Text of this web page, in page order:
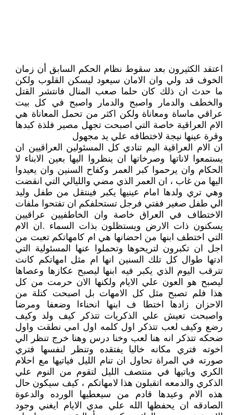
اعتقد الكثيرون بعد سقوط نظام الحكم السابق أن زمان
الخوف قد ولي وان الامان سيعود ليسكن القلوب ولكن
ما حدث ان ذلك كان حلما صعب المنال فانتشر القتل
والخطف والدمار واصبح والدمار واصبح في كل بيت
عراقي ماساة ومعاناة ولكن اكثر من تحمل المعاناة هي
الام العراقية خاصة التي اصبحت تجهل مصير فلذة كبدها
وقرة عينها نيجة لاختطافه علي يد مجهول
ان الام العراقية اليم تنادي كل المسئولين العراقيين ان
يستمعوا لاناتها وصرخاتها ان ينظروا اليها بعين الابناء لا
الحكام وان يرحموا كبر العمر وكفاح السنين وان يعيدوا
اليها من غاب ، ان العمر الذي مضي والليالي التي انقضت
وهي تري ولدها امام عينيها يكبر فينتقل من طفل وليد
الي طفل صغير ففتي فرجل تستحلفكم ان تفتحوا ملفات
الاختطاف في العراق خاصة وان الخاطفيين عراقيين
يسكنون ذات الارض ويستظلون بذات السماء .ان الام
التي اختطف ابنها من احضانها هي ام كامهاتكم تعبت من
اجل ان تكبرون لتريحوها وتحملوا عنها المسئولية التي
ادتها طوال كل تلك السنين انها ام مثل امهاتكم كانت
تترقب اليوم الذي يكبر فيه ابنها ليصبح عكازها وعصاها
ليصبح هو العون علي الايام ولكنها الان حرمت من كل
هذا فلم تصبح مثل كل الامهات بل اصبحت كتلة من
الاحزان زادها اختطا ف ابنها انحناءا وضعفا ومرضا
واصبحت تعيش علي الذكريات تتذكر كيف ولد وكيف
رضع وكيف لعب تتذكر اول كلمه اول امي نطقت واول
ضحكه تتذكر انه هنا لعب وخنا درس وهنا خرج تنظر الي
اخوته فتري مكانه خاليا يفتقده وتنظر لنفسها فتري
صورته في المراة تحاول ان تنام الليل فياتيها مع احلام
الكري وياتيها في منتصف الليل لتقوم من النوم علي
الذكري والدمعه اتقبلون هذا لامهاتكم ، كيف سيكون حال
هذه الام وعيدها قادم من سيعطيها الورده والدعوة
الصادقه ان يحفظها الله علي مدي الايام ايغني وجود